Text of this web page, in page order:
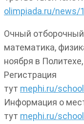
olimpiada.ru/news/
Очный
математика,
ноября в
Регистрация
тут mephi.ru/
Информация о
тут mephi.ru/